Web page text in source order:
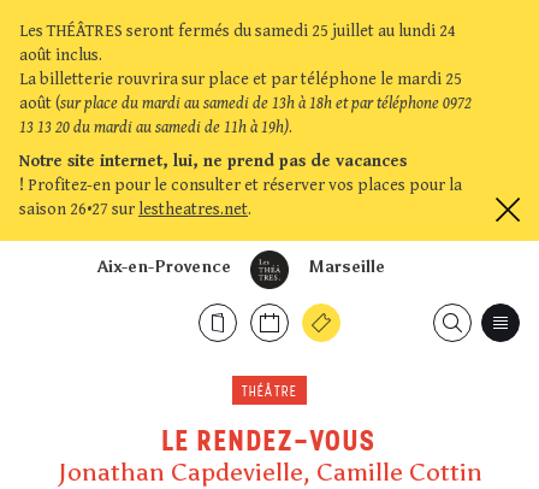
Les THÉÂTRES seront fermés du samedi 25 juillet au lundi 24
août inclus.
La billetterie rouvrira sur place et par téléphone le mardi 25
août (sur place du mardi au samedi de 13h à 18h et par téléphone 0972
13 13 20 du mardi au samedi de 11h à 19h).
Notre site internet, lui, ne prend pas de vacances
! Profitez-en pour le consulter et réserver vos places pour la
saison 26•27 sur lestheatres.net.
Marseille
Aix-en-Provence
THÉÂTRE
LE RENDEZ-VOUS
Jonathan Capdevielle, Camille Cottin